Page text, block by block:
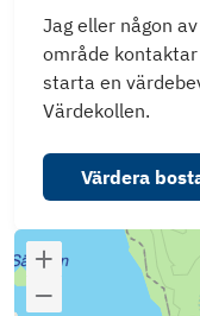
Jag eller någon
område kontaktar
starta en
Värdekollen.
Värdera